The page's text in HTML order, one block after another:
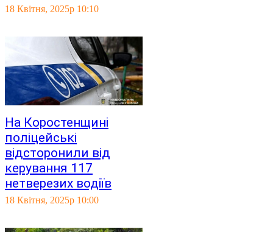
18 Квітня, 2025р 10:10
На Коростенщині
поліцейські
відсторонили від
керування 117
нетверезих водіїв
18 Квітня, 2025р 10:00